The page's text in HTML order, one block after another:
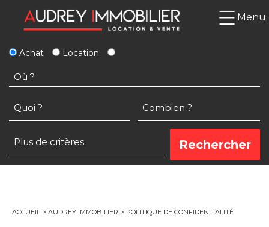
Menu
Achat Location
ACCUEIL> AUDREY IMMOBILIER > POLITIQUE DE CONFIDENTIALITÉ